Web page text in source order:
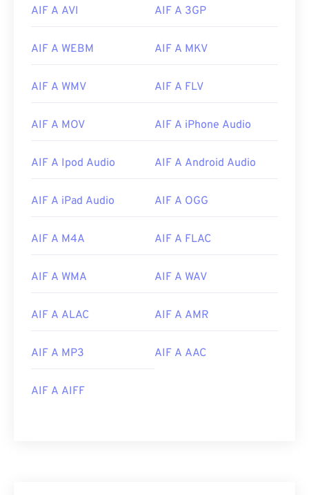
sistema operativo. Altri programmi che aprono
WinampeElmedia Player
.
Androido non Apple, sarà necessario convertire il
aprire. I dispositivi mobili Apple aprono i file AIFF
Sviluppato da:
Link utili:
https://en.wikipedia.org/wiki/
2619569
AIF A AVI AIF A 3GP
AIF A WEBM AIF A MKV
AIF A WMV AIF A FLV
AIF A MOV AIF A iPhone Audio
AIF A Ipod Audio AIF A Android Audio
AIF A iPad Audio AIF A OGG
AIF A M4A AIF A FLAC
AIF A WMA AIF A WAV
AIF A ALAC AIF A AMR
AIF A MP3 AIF A AAC
AIF A AIFF